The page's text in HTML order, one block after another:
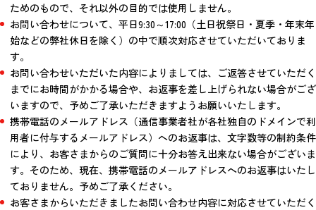
ためのもので、それ以外の目的では使用しません。
お問い合わせについて、平日9:30～17:00（土日祝祭日・夏季・年末年
始などの弊社休日を除く）の中で順次対応させていただいておりま
す。
お問い合わせいただいた内容によりましては、ご返答させていただく
までにお時間がかかる場合や、お返事を差し上げられない場合がござ
いますので、予めご了承いただきますようお願いいたします。
携帯電話のメールアドレス（通信事業者社が各社独自のドメインで利
用者に付与するメールアドレス）へのお返事は、文字数等の制約条件
により、お客さまからのご質問に十分お答え出来ない場合がございま
す。そのため、現在、携帯電話のメールアドレスへのお返事はいたし
ておりません。予めご了承ください。
お客さまからいただきましたお問い合わせ内容に対応させていただく